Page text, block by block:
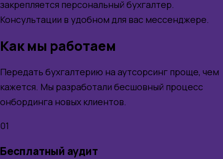
закрепляется персональный бухгалтер.
Консультации в удобном для вас мессенджере.
Как мы работаем
Передать бухгалтерию на аутсорсинг проще, чем
кажется. Мы разработали бесшовный процесс
онбординга новых клиентов.
01
Бесплатный аудит